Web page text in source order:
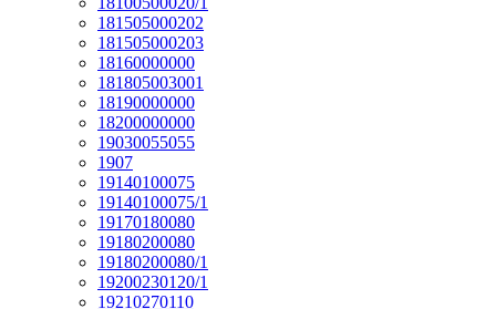
181505000202
181505000203
18160000000
181805003001
18190000000
18200000000
19030055055
1907
19140100075
19140100075/1
19170180080
19180200080
19180200080/1
19200230120/1
19210270110